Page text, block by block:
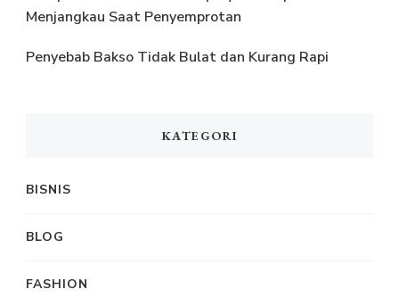
Menjangkau Saat Penyemprotan
Penyebab Bakso Tidak Bulat dan Kurang Rapi
KATEGORI
BISNIS
BLOG
FASHION